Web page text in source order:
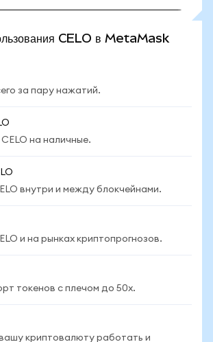
CELO в MetaMask
за пару нажатий.
на наличные.
внутри и между блокчейнами.
и на рынках криптопрогнозов.
токенов с плечом до 50x.
криптовалюту работать и